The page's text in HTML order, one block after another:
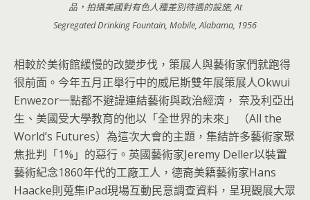
品，拍攝美國對有色人種差別待遇的設施, At
Segregated Drinking Fountain, Mobile, Alabama, 1956
相較於美術館緩慢的改變步伐，策展人與藝術家們就跑得
很前面。今年五月正舉行中的威尼斯雙年展策展人Okwui
Enwezor一點都不避諱連結藝術與政治經濟， 奈及利亞出
生、美國受大學教育的他以「全世界的未來」 （All the
World’s Futures）為這次大會的主題，集結許多藝術家聚
焦批判「1%」的惡行。英國藝術家Jeremy Deller以裝置
藝術紀念1860年代的工廠工人，德裔美籍藝術家Hans
Haacke則蒐集iPad現場互動民意調查資料，呈現觀展大眾